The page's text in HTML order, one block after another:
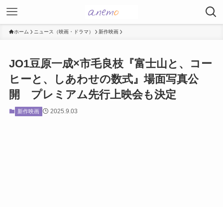
ホーム ニュース（映画・ドラマ） 新作映画
JO1豆原一成×市毛良枝『富士山と、コー
ヒーと、しあわせの数式』場面写真公
開 プレミアム先行上映会も決定
新作映画 2025.9.03